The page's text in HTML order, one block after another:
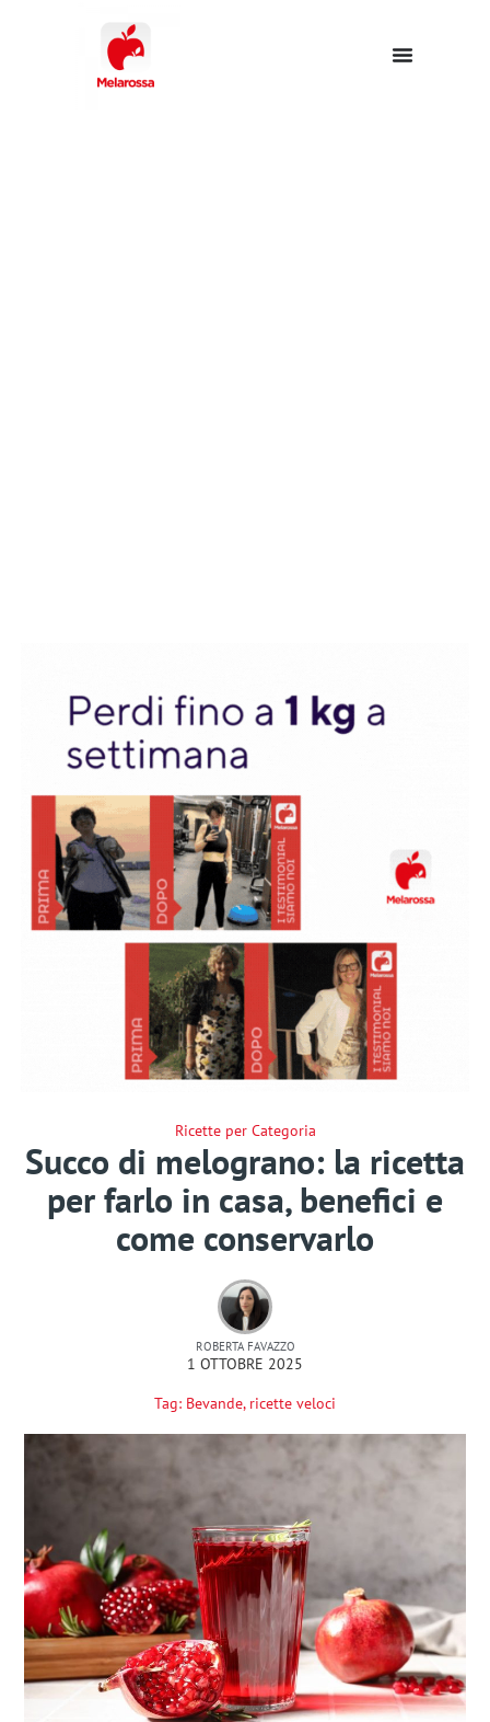
Ricette per Categoria
Succo di melograno: la ricetta
per farlo in casa, benefici e
come conservarlo
ROBERTA FAVAZZO
1 OTTOBRE 2025
Tag: Bevande, ricette veloci